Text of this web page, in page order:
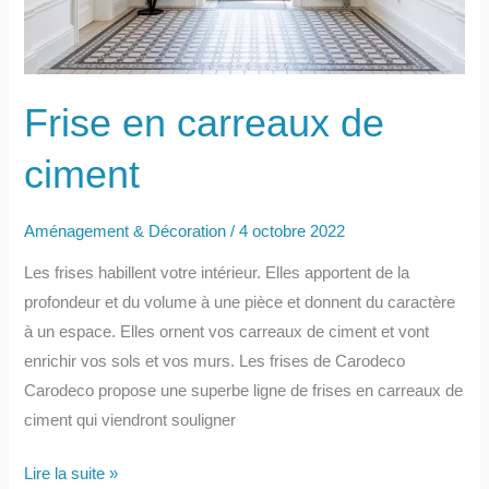
Frise en carreaux de
ciment
Aménagement & Décoration /4 octobre 2022
Les frises habillent votre intérieur. Elles apportent de la
profondeur et du volume à une pièce et donnent du caractère
à un espace. Elles ornent vos carreaux de ciment et vont
enrichir vos sols et vos murs. Les frises de Carodeco
Carodeco propose une superbe ligne de frises en carreaux de
ciment qui viendront souligner
Frise
Lire la suite »